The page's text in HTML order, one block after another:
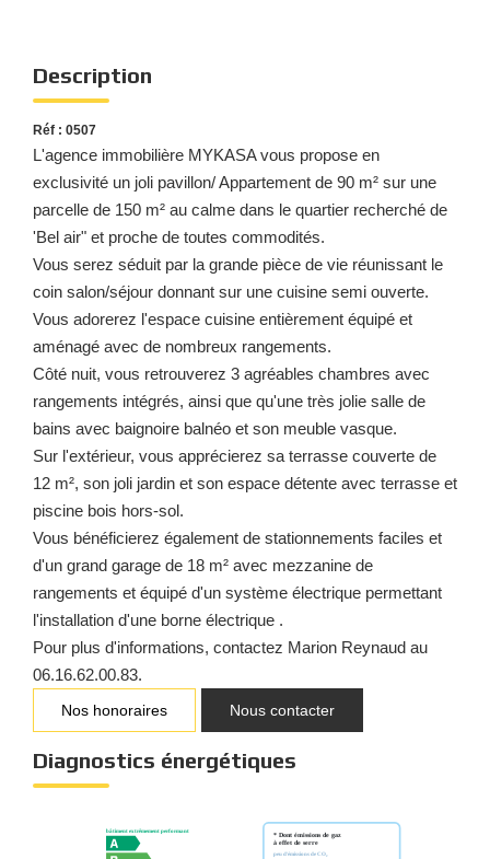
Description
Réf : 0507
L'agence immobilière MYKASA vous propose en
exclusivité un joli pavillon/ Appartement de 90 m² sur une
parcelle de 150 m² au calme dans le quartier recherché de
'Bel air" et proche de toutes commodités.
Vous serez séduit par la grande pièce de vie réunissant le
coin salon/séjour donnant sur une cuisine semi ouverte.
Vous adorerez l'espace cuisine entièrement équipé et
aménagé avec de nombreux rangements.
Côté nuit, vous retrouverez 3 agréables chambres avec
rangements intégrés, ainsi que qu'une très jolie salle de
bains avec baignoire balnéo et son meuble vasque.
Sur l'extérieur, vous apprécierez sa terrasse couverte de
12 m², son joli jardin et son espace détente avec terrasse et
piscine bois hors-sol.
Vous bénéficierez également de stationnements faciles et
d'un grand garage de 18 m² avec mezzanine de
rangements et équipé d'un système électrique permettant
l'installation d'une borne électrique .
Pour plus d'informations, contactez Marion Reynaud au
06.16.62.00.83.
Nos honoraires Nous contacter
Diagnostics énergétiques